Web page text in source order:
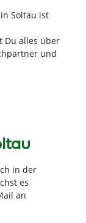
Soltau ist
Du alles über
und
in der
es
an